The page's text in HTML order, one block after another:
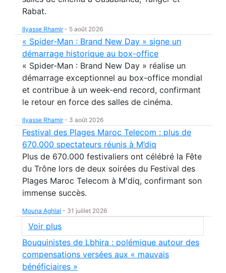
Rabat.
Ilyasse Rhamir- 5 août 2026
« Spider-Man : Brand New Day » signe un
démarrage historique au box-office
« Spider-Man : Brand New Day » réalise un
démarrage exceptionnel au box-office mondial
et contribue à un week-end record, confirmant
le retour en force des salles de cinéma.
Ilyasse Rhamir- 3 août 2026
Festival des Plages Maroc Telecom : plus de
670.000 spectateurs réunis à M’diq
Plus de 670.000 festivaliers ont célébré la Fête
du Trône lors de deux soirées du Festival des
Plages Maroc Telecom à M'diq, confirmant son
immense succès.
Mouna Aghlal - 31 juillet 2026
Voir plus
Bouquinistes de Lbhira : polémique autour des
compensations versées aux « mauvais
bénéficiaires »